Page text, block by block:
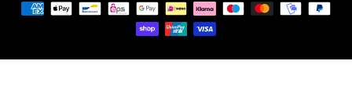
Zahlungsmethoden